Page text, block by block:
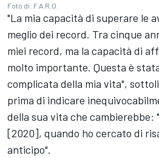
Foto di: F.A.R.O.
"La mia capacità di superare le
meglio dei record. Tra cinque
miei record, ma la capacità di
molto importante. Questa è
complicata della mia vita",
prima di indicare
della sua vita che cambierebbe:
[2020], quando ho cercato di
anticipo".